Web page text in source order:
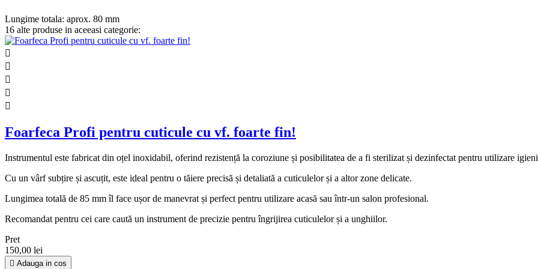
Lungime totala: aprox. 80 mm
16 alte produse in aceeasi categorie:





Foarfeca Profi pentru cuticule cu vf. foarte fin!
Instrumentul este fabricat din oțel inoxidabil, oferind rezistență la coroziune și posibilitatea de a fi sterilizat și dezinfectat pentru utilizare
Cu un vârf subțire și ascuțit, este ideal pentru o tăiere precisă și detaliată a cuticulelor și a altor zone delicate.
Lungimea totală de 85 mm îl face ușor de manevrat și perfect pentru utilizare acasă sau într-un salon profesional.
Recomandat pentru cei care caută un instrument de precizie pentru îngrijirea cuticulelor și a unghiilor.
Pret
150,00 lei
 Adauga in cos